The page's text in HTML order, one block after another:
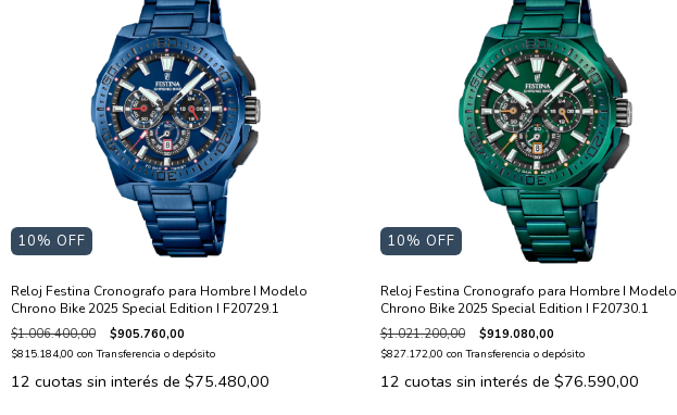
10% OFF
Reloj Festina Cronografo para Hombre I Modelo
Chrono Bike 2025 Special Edition I F20729.1
$1.006.400,00 $905.760,00
$815.184,00 con Transferencia o depósito
12 cuotas sin interés de $75.480,00
10% OFF
Reloj Festina Cronografo para Hombre I Modelo
Chrono Bike 2025 Special Edition I F20730.1
$1.021.200,00 $919.080,00
$827.172,00 con Transferencia o depósito
12 cuotas sin interés de $76.590,00